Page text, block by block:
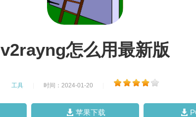
v2rayng怎么用最新版
工具 时间：2024-01-20
苹果下载